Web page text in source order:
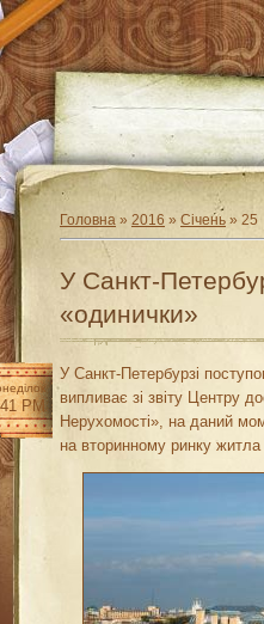
Головна » 2016 » Січень » 25
У Санкт-
«одинички»
PM
У Санкт-Петербурзі
випливає зі звіту Центру
Нерухомості», на даний
на вторинному ринку